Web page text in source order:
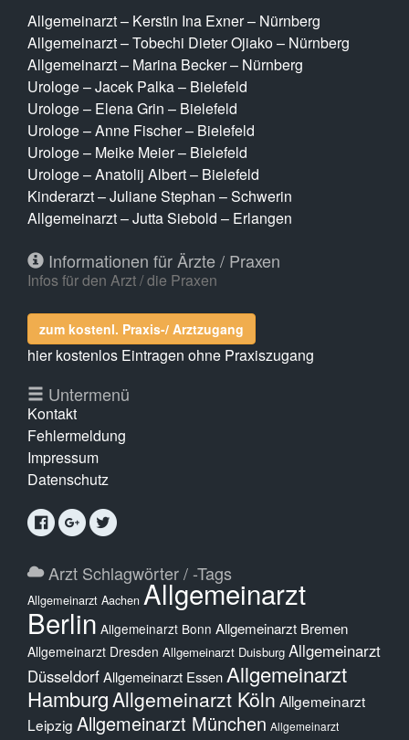
Allgemeinarzt – Kerstin Ina Exner – Nürnberg
Allgemeinarzt – Tobechi Dieter Ojiako – Nürnberg
Allgemeinarzt – Marina Becker – Nürnberg
Urologe – Jacek Palka – Bielefeld
Urologe – Elena Grin – Bielefeld
Urologe – Anne Fischer – Bielefeld
Urologe – Meike Meier – Bielefeld
Urologe – Anatolij Albert – Bielefeld
Kinderarzt – Juliane Stephan – Schwerin
Allgemeinarzt – Jutta Siebold – Erlangen
Informationen für Ärzte / Praxen
Infos für den Arzt / die Praxen
zum kostenl. Praxis-/ Arztzugang
hier kostenlos Eintragen ohne Praxiszugang
Untermenü
Kontakt
Fehlermeldung
Impressum
Datenschutz
Arzt Schlagwörter / -Tags
Allgemeinarzt Aachen Allgemeinarzt
Berlin Allgemeinarzt Bonn Allgemeinarzt Bremen
Allgemeinarzt Dresden Allgemeinarzt Duisburg Allgemeinarzt
DüsseldorfAllgemeinarzt Essen Allgemeinarzt
HamburgAllgemeinarzt Köln Allgemeinarzt
Leipzig Allgemeinarzt München Allgemeinarzt